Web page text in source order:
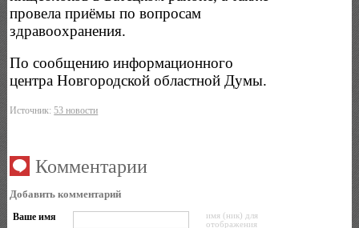
провела приёмы по вопросам
здравоохранения.
По сообщению информационного
центра Новгородской областной Думы.
Источник:53 новости
Комментарии
Добавить комментарий
Ваше имя
имя (ник) для
отображения